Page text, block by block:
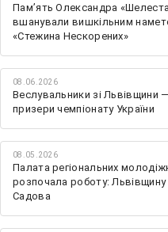
Памʼять Олександра
вшанували вишкільним
«Стежина Нескорених»
08.06.2026
Веслувальники зі Львівщини
призери чемпіонату України
08.05.2026
Палата регіональних
розпочала роботу:
Садова